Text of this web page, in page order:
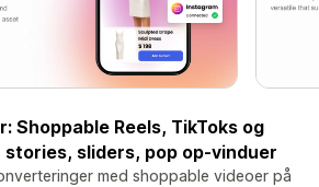
Shoppable Reels, TikToks og
stories, sliders, pop op-vinduer
med shoppable videoer på